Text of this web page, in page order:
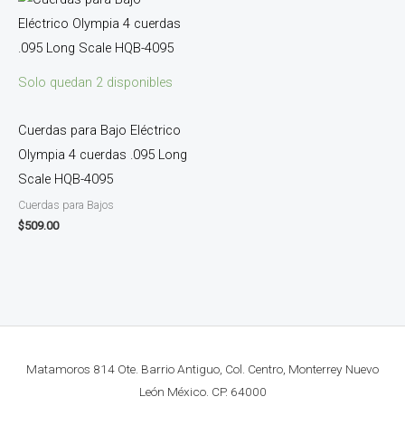
Solo quedan 2 disponibles
Cuerdas para Bajo Eléctrico
Olympia 4 cuerdas .095 Long
Scale HQB-4095
Cuerdas para Bajos
$509.00
Matamoros 814 Ote. Barrio Antiguo, Col. Centro, Monterrey Nuevo
León México. CP. 64000